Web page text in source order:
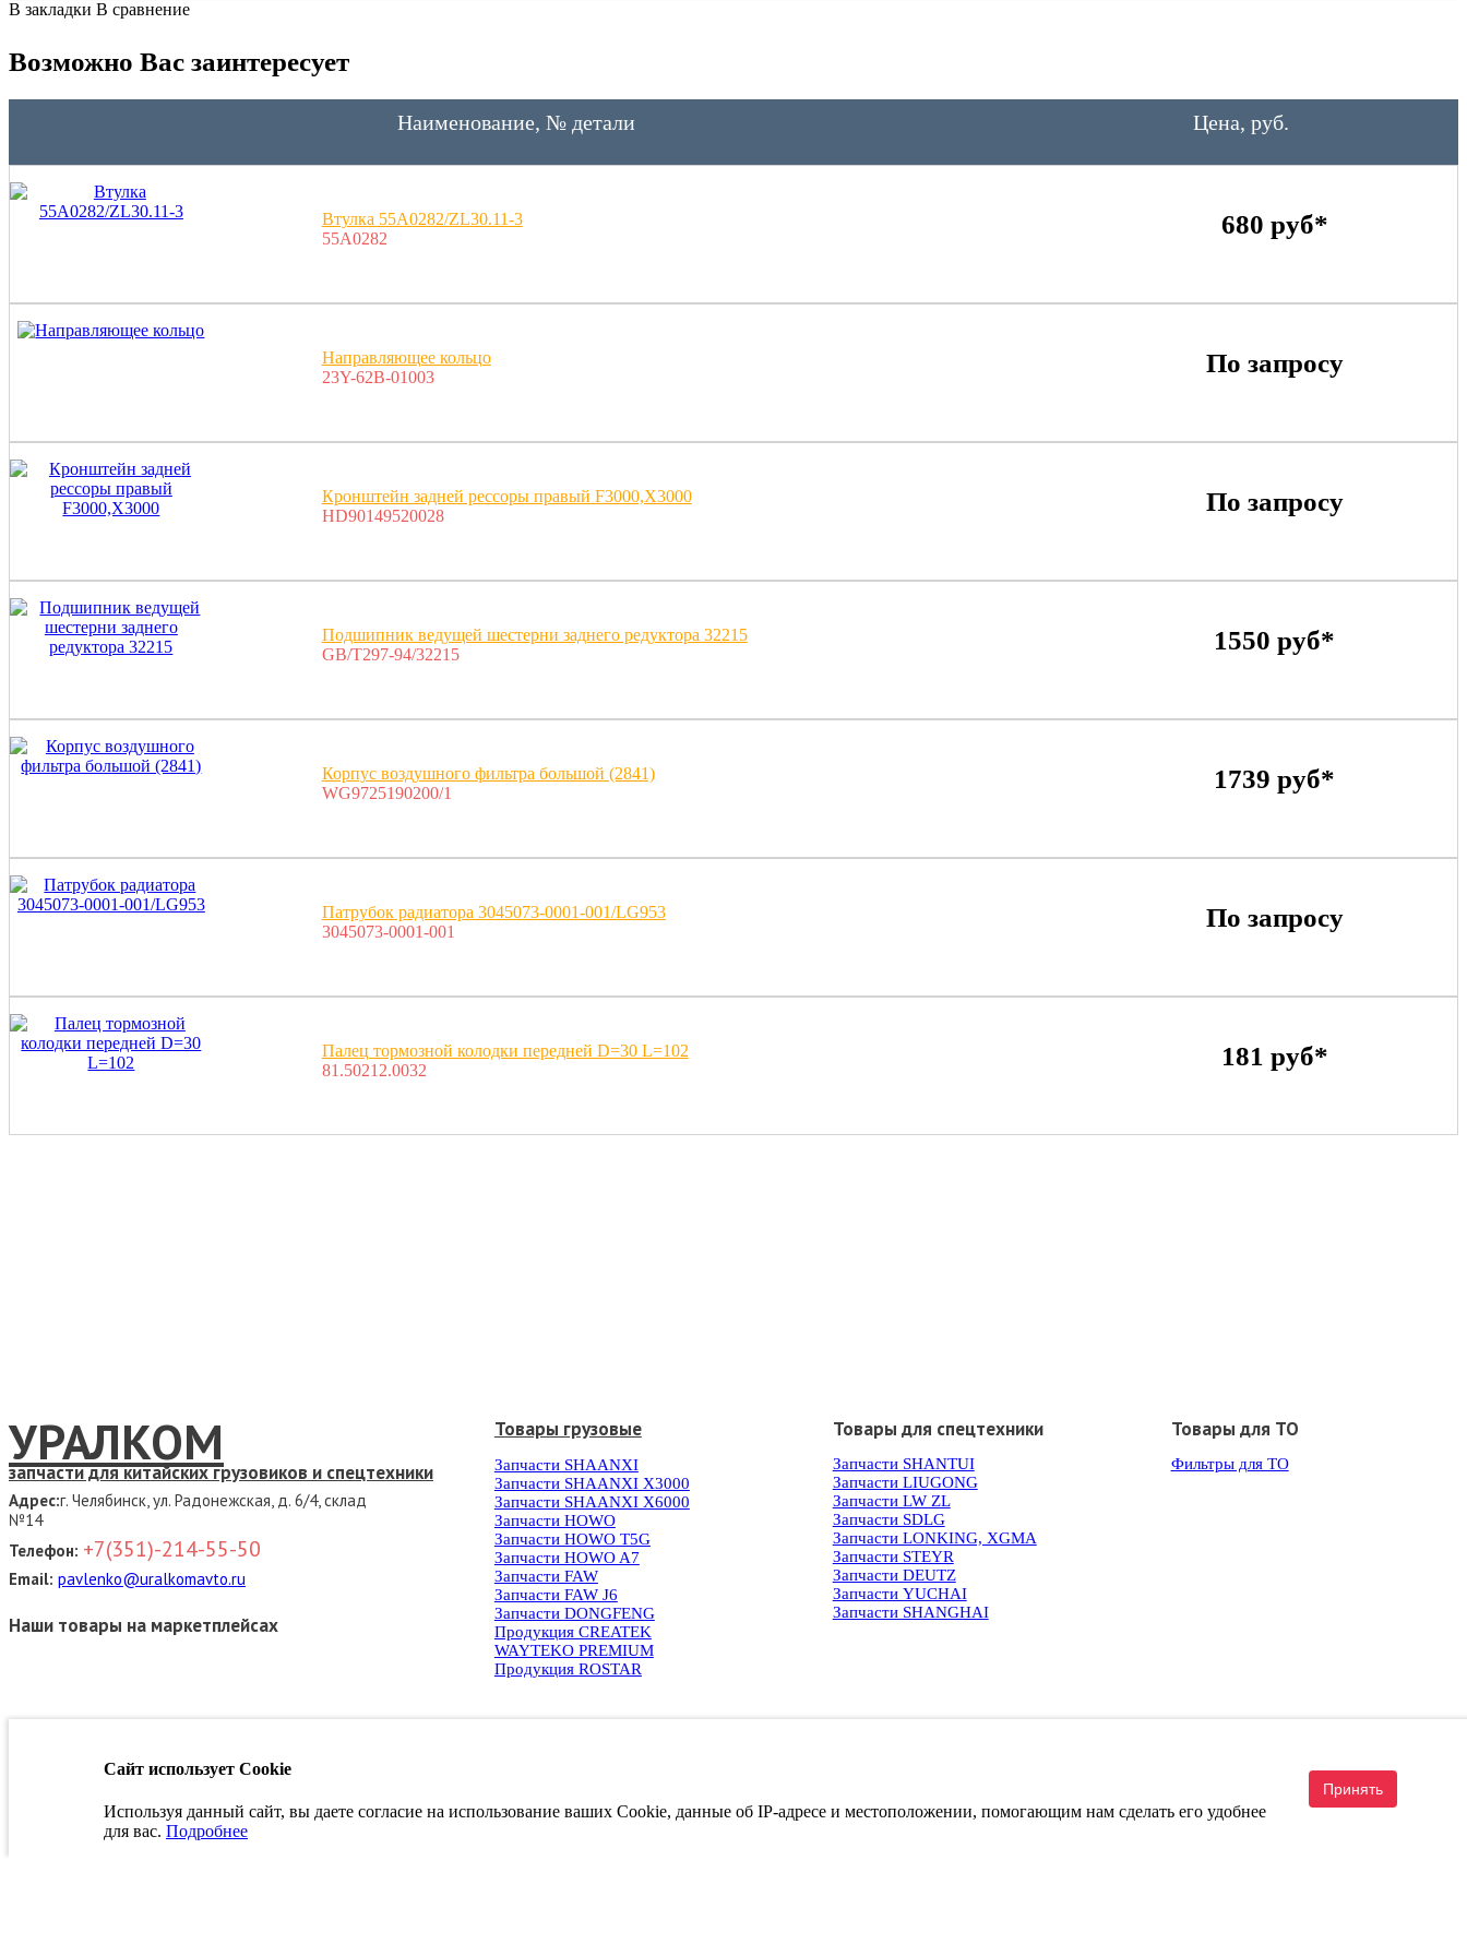
В закладки В сравнение
Возможно Вас заинтересует
Наименование, № детали Цена, руб.
Втулка 55A0282/ZL30.11-3
55A0282
680 руб*
Направляющее кольцо
23Y-62В-01003
По запросу
Кронштейн задней рессоры правый F3000,X3000
HD90149520028
По запросу
Подшипник ведущей шестерни заднего редуктора 32215
GB/T297-94/32215
1550 руб*
Корпус воздушного фильтра большой (2841)
WG9725190200/1
1739 руб*
Патрубок радиатора 3045073-0001-001/LG953
3045073-0001-001
По запросу
Палец тормозной колодки передней D=30 L=102
81.50212.0032
181 руб*
УРАЛКОМ
запчасти для китайских грузовиков и спецтехники
Адрес:г. Челябинск, ул. Радонежская, д. 6/4, склад
№14
Телефон: +7(351)-214-55-50
Email: pavlenko@uralkomavto.ru
Наши товары на маркетплейсах
Заказать звонок
Товары грузовые
Запчасти SHAANXI
Запчасти SHAANXI X3000
Запчасти SHAANXI X6000
Запчасти HOWO
Запчасти HOWO T5G
Запчасти HOWO A7
Запчасти FAW
Запчасти FAW J6
Запчасти DONGFENG
Продукция CREATEK
WAYTEKO PREMIUM
Продукция ROSTAR
Товары для спецтехники
Запчасти SHANTUI
Запчасти LIUGONG
Запчасти LW ZL
Запчасти SDLG
Запчасти LONKING, XGMA
Запчасти STEYR
Запчасти DEUTZ
Запчасти YUCHAI
Запчасти SHANGHAI
Товары для ТО
Фильтры для ТО
Сайт использует Cookie
Используя данный сайт, вы даете согласие на использование ваших Cookie, данные об IP-адресе и местоположении, помогающим нам сделать его удобнее
для вас. Подробнее
Принять